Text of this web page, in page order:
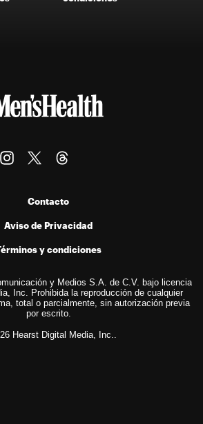
Contacto
Aviso de Privacidad
y condiciones
y Medios S.A. de C.V. bajo licencia
Inc. Prohibida la reproducción de cualquier
total o parcialmente, sin autorización previa
por escrito.
Hearst Digital Media, Inc..